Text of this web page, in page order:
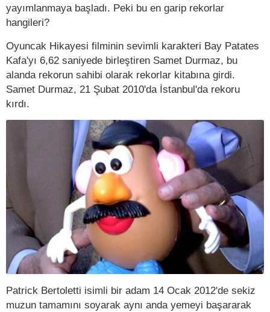
yayımlanmaya başladı. Peki bu en garip rekorlar
hangileri?
Oyuncak Hikayesi filminin sevimli karakteri Bay Patates
Kafa'yı 6,62 saniyede birleştiren Samet Durmaz, bu
alanda rekorun sahibi olarak rekorlar kitabına girdi.
Samet Durmaz, 21 Şubat 2010'da İstanbul'da rekoru
kırdı.
Patrick Bertoletti isimli bir adam 14 Ocak 2012'de sekiz
muzun tamamını soyarak aynı anda yemeyi başararak